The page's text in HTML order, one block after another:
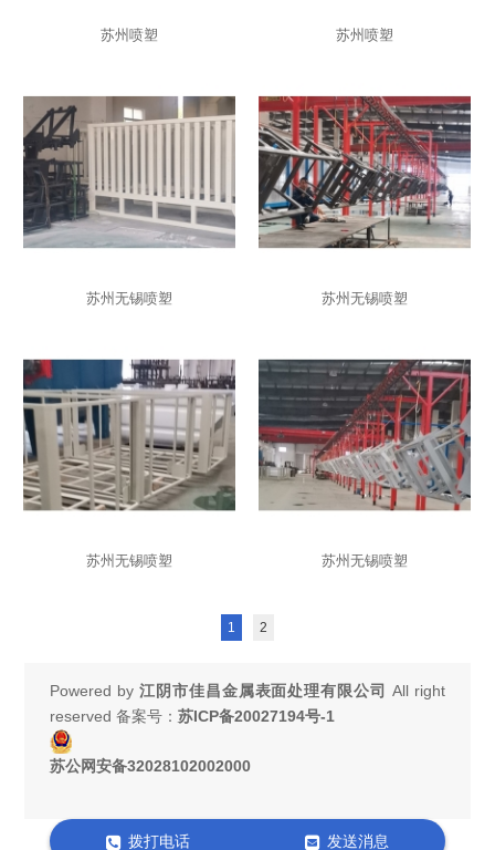
苏州喷塑 苏州喷塑
苏州无锡喷塑 苏州无锡喷塑
苏州无锡喷塑 苏州无锡喷塑
1 2
Powered by 江阴市佳昌金属表面处理有限公司 All right
reserved 备案号： 苏ICP备20027194号-1
苏公网安备32028102002000
拨打电话 发送消息